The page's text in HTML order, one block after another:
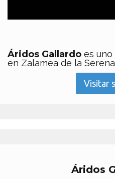
Áridos Gallardo es uno
en Zalamea de la
Visitar
Áridos